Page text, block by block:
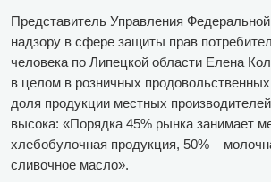
Представитель Управления
надзору в сфере защиты прав
человека по Липецкой области Елена
в целом в розничных продовольственных
доля продукции местных
высока: «Порядка 45% рынка занимает
хлебобулочная продукция, 50% –
сливочное масло».